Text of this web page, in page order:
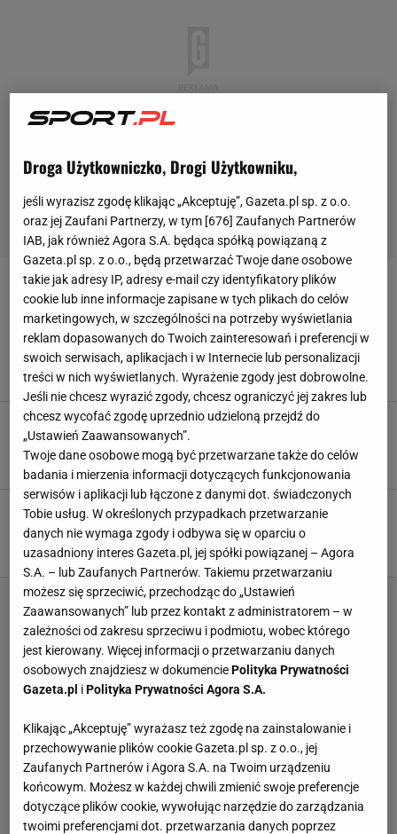
COLE PALMER
Gwiazdor nie zagra przeciwko Barcelonie w
Lidze Mistrzów. Aż trudno uwierzyć
Błażej Winter,25 LISTOPADA 2025, 16:13
Gwiazdor Chelsea wskazał najlepszych
piłkarzy. Ronaldo dopiero czwarty
Mateusz Gaweł,11 PAŹDZIERNIKA 2025, 09:29
Gwiazdor został wygwizdany na gali Złotej
Piłki. Oto powód
Norbert Amlicki,23 WRZEŚNIA 2025, 09:41
Droga Użytkowniczko, Drogi Użytkowniku,
jeśli wyrazisz zgodę klikając „Akceptuję”, Gazeta.pl sp. z o.o.
oraz jej Zaufani Partnerzy, w tym [676] Zaufanych Partnerów
IAB, jak również Agora S.A. będąca spółką powiązaną z
Gazeta.pl sp. z o.o., będą przetwarzać Twoje dane osobowe
takie jak adresy IP, adresy e-mail czy identyfikatory plików
cookie lub inne informacje zapisane w tych plikach do celów
marketingowych, w szczególności na potrzeby wyświetlania
reklam dopasowanych do Twoich zainteresowań i preferencji w
swoich serwisach, aplikacjach i w Internecie lub personalizacji
treści w nich wyświetlanych. Wyrażenie zgody jest dobrowolne.
Jeśli nie chcesz wyrazić zgody, chcesz ograniczyć jej zakres lub
chcesz wycofać zgodę uprzednio udzieloną przejdź do
„Ustawień Zaawansowanych”.
Twoje dane osobowe mogą być przetwarzane także do celów
badania i mierzenia informacji dotyczących funkcjonowania
serwisów i aplikacji lub łączone z danymi dot. świadczonych
Tobie usług. W określonych przypadkach przetwarzanie
danych nie wymaga zgody i odbywa się w oparciu o
uzasadniony interes Gazeta.pl, jej spółki powiązanej – Agora
S.A. – lub Zaufanych Partnerów. Takiemu przetwarzaniu
możesz się sprzeciwić, przechodząc do „Ustawień
Zaawansowanych” lub przez kontakt z administratorem – w
zależności od zakresu sprzeciwu i podmiotu, wobec którego
jest kierowany. Więcej informacji o przetwarzaniu danych
osobowych znajdziesz w dokumenciePolityka Prywatności
Gazeta.pl iPolityka Prywatności Agora S.A.
Klikając „Akceptuję” wyrażasz też zgodę na zainstalowanie i
przechowywanie plików cookie Gazeta.pl sp. z o.o., jej
Zaufanych Partnerów i Agora S.A. na Twoim urządzeniu
końcowym. Możesz w każdej chwili zmienić swoje preferencje
dotyczące plików cookie, wywołując narzędzie do zarządzania
twoimi preferencjami dot. przetwarzania danych poprzez